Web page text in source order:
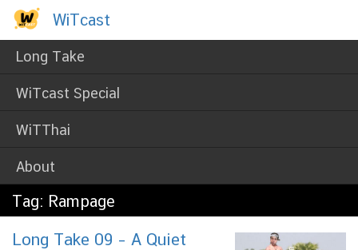
Skip
content
WiTcast
Long Take
WiTcast Special
WiTThai
About
WiTcast
Tag: Rampage
Long Take 09 – A Quiet